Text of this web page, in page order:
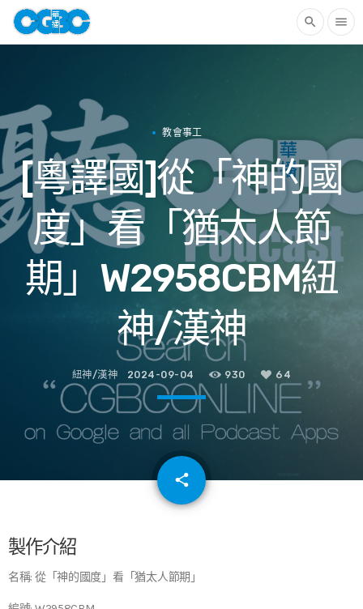
search menu
教會事工
[粵譯國]從「神的國
度」看「猶太人節
期」W2958CBM紐
神/漢神
紐神/漢神 2024-09-04 930 64
share
email
製作介紹
名稱: 從「神的國度」看「猶太人節期」